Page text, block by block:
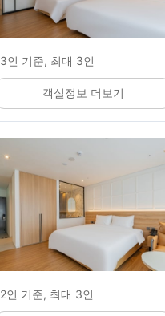
3인 기준, 최대 3인
객실정보 더보기
2인 기준, 최대 3인